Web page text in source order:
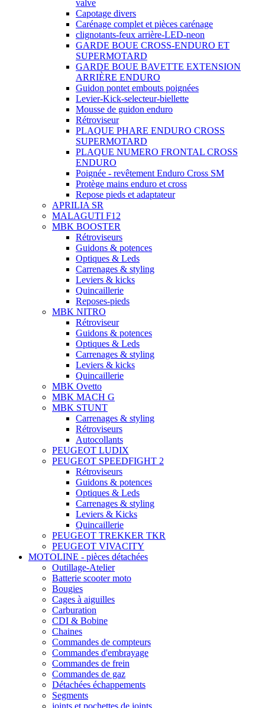
valve
Capotage divers
Carénage complet et pièces carénage
clignotants-feux arrière-LED-neon
GARDE BOUE CROSS-ENDURO ET
SUPERMOTARD
GARDE BOUE BAVETTE EXTENSION
ARRIÈRE ENDURO
Guidon pontet embouts poignées
Levier-Kick-selecteur-biellette
Mousse de guidon enduro
Rétroviseur
PLAQUE PHARE ENDURO CROSS
SUPERMOTARD
PLAQUE NUMERO FRONTAL CROSS
ENDURO
Poignée - revêtement Enduro Cross SM
Protège mains enduro et cross
Repose pieds et adaptateur
APRILIA SR
MALAGUTI F12
MBK BOOSTER
Rétroviseurs
Guidons & potences
Optiques & Leds
Carrenages & styling
Leviers & kicks
Quincaillerie
Reposes-pieds
MBK NITRO
Rétroviseur
Guidons & potences
Optiques & Leds
Carrenages & styling
Leviers & kicks
Quincaillerie
MBK Ovetto
MBK MACH G
MBK STUNT
Carrenages & styling
Rétroviseurs
Autocollants
PEUGEOT LUDIX
PEUGEOT SPEEDFIGHT 2
Rétroviseurs
Guidons & potences
Optiques & Leds
Carrenages & styling
Leviers & Kicks
Quincaillerie
PEUGEOT TREKKER TKR
PEUGEOT VIVACITY
MOTOLINE - pièces détachées
Outillage-Atelier
Batterie scooter moto
Bougies
Cages à aiguilles
Carburation
CDI & Bobine
Chaines
Commandes de compteurs
Commandes d'embrayage
Commandes de frein
Commandes de gaz
Détachées échappements
Segments
joints et pochettes de joints